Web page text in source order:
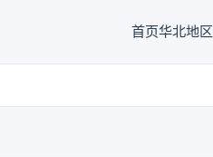
首页华北地区